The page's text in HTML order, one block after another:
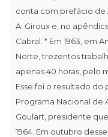
conta com prefácio de
A. Giroux e, no
Cabral. * Em 1963, em
Norte, trezentos
apenas 40 horas, pelo
Esse foi o resultado
Programa Nacional de
Goulart, presidente
1964. Em outubro